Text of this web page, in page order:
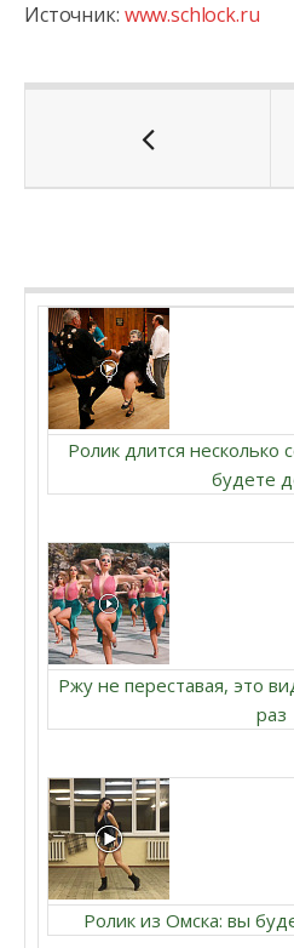
Источник: www.schlock.ru
Ролик длится несколько
будете
Ржу не переставая, это
раз
Ролик из Омска: вы